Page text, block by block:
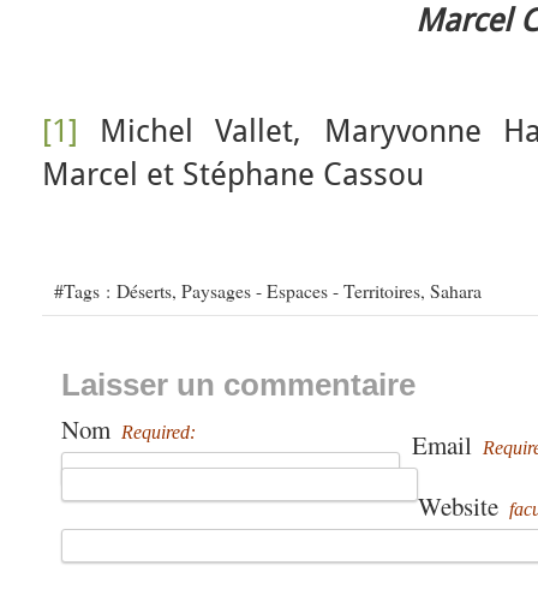
Marcel
[1] Michel Vallet, Maryvonne
Marcel et Stéphane Cassou
#Tags : Déserts, Paysages - Espaces - Territoires, Sahara
Laisser un commentaire
Nom Required: Email
Website